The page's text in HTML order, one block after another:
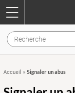
Accueil » Signaler un abus